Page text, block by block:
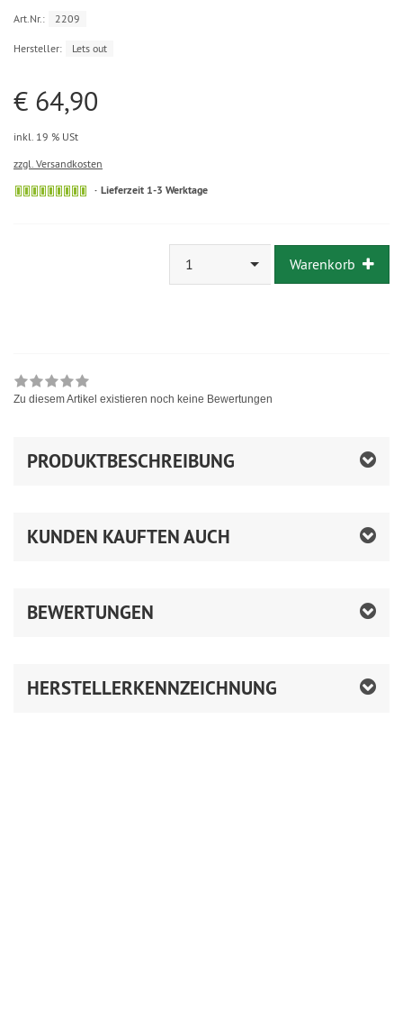
Art.Nr.: 2209
Hersteller: Lets out
€ 64,90
inkl. 19 % USt
zzgl. Versandkosten
Lieferzeit 1-3 Werktage
1 Warenkorb
Zu diesem Artikel existieren noch keine Bewertungen
PRODUKTBESCHREIBUNG
KUNDEN KAUFTEN AUCH
BEWERTUNGEN
HERSTELLERKENNZEICHNUNG